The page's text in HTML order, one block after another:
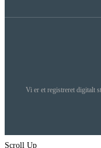
Vi er et registreret digitalt
Scroll Up